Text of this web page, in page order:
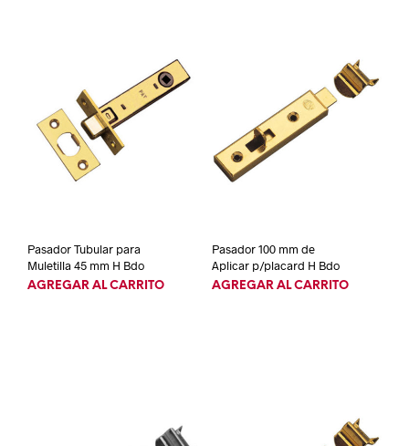
Pasador Tubular para
Muletilla 45 mm H Bdo
AGREGAR AL CARRITO
Pasador 100 mm de
Aplicar p/placard H Bdo
AGREGAR AL CARRITO